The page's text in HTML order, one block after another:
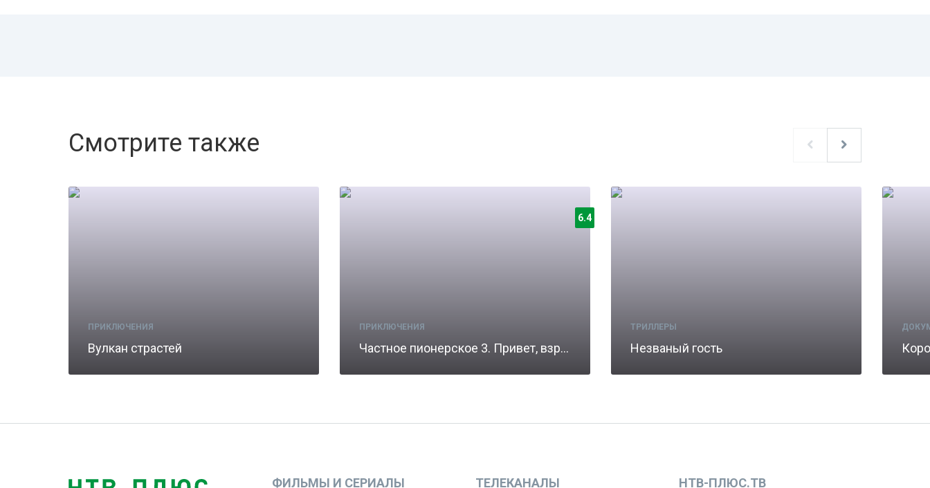
Смотрите также
ПРИКЛЮЧЕНИЯ
Вулкан страстей
6.4
ПРИКЛЮЧЕНИЯ
Частное пионерское 3. Привет, взрослая жизнь!
ТРИЛЛЕРЫ
Незваный гость
ФИЛЬМЫ И СЕРИАЛЫ ТЕЛЕКАНАЛЫ НТВ-ПЛЮС.ТВ